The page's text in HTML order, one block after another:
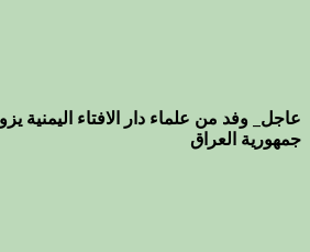
عاجل_ وفد من علماء دار الافتاء اليمنية
جمهورية العراق